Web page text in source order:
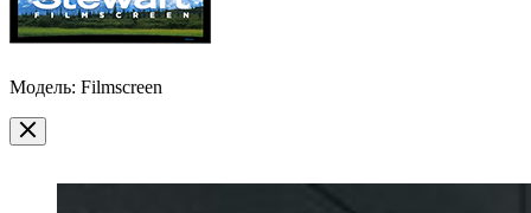
Модель: Filmscreen